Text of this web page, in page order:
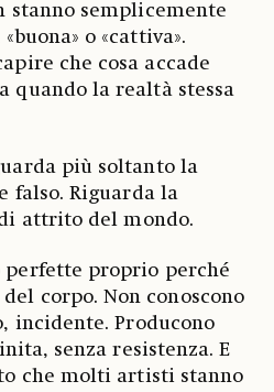
stanno semplicemente
o «cattiva».
che cosa accade
quando la realtà stessa
più soltanto la
falso. Riguarda la
attrito del mondo.
perfette proprio perché
corpo. Non conoscono
incidente. Producono
senza resistenza. E
che molti artisti stanno